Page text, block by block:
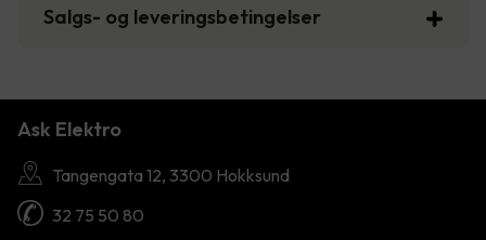
Salgs- og leveringsbetingelser
Ask Elektro
Tangengata 12, 3300 Hokksund
32 75 50 80